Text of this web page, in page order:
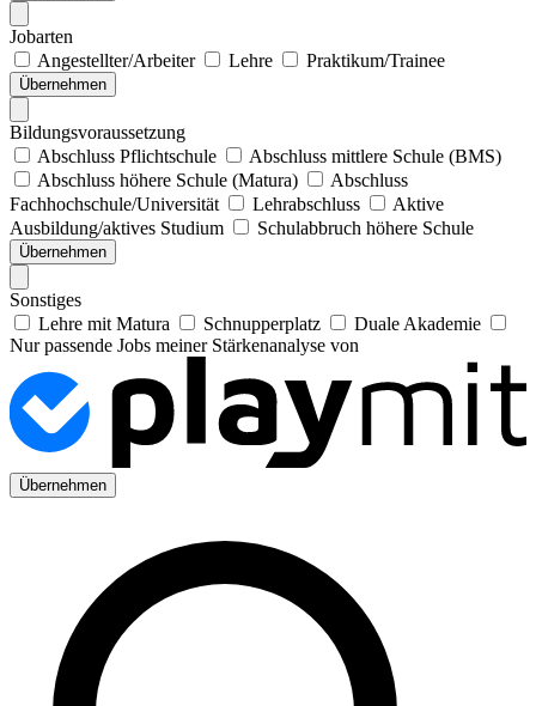
Jobarten
Angestellter/Arbeiter
Lehre Praktikum/Trainee
Übernehmen
Bildungsvoraussetzung
Abschluss Pflichtschule
Abschluss mittlere Schule (BMS)
Abschluss höhere Schule (Matura)
Abschluss
Fachhochschule/Universität
Lehrabschluss
Aktive
Ausbildung/aktives Studium
Schulabbruch höhere Schule
Übernehmen
Sonstiges
Lehre mit Matura
Schnupperplatz
Duale Akademie
Nur passende Jobs meiner Stärkenanalyse von
Übernehmen